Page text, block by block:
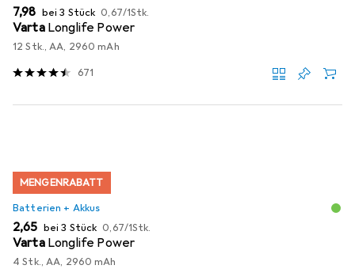
EUR
7,98 bei 3 Stück EUR
0,67/1Stk.
Varta Longlife Power
12 Stk., AA, 2960 mAh
671
MENGENRABATT
Batterien + Akkus
EUR
2,65 bei 3 Stück EUR
0,67/1Stk.
Varta Longlife Power
4 Stk., AA, 2960 mAh